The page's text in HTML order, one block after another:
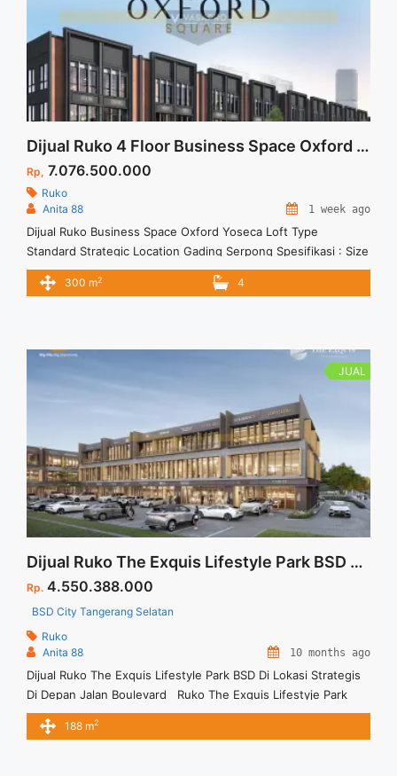
Dijual Ruko 4 Floor Business Space Oxford Yoseca Loft Type Standard Strategic Location Gading Serpong
Rp, 7.076.500.000
Ruko
Anita 88
1 week ago
Dijual Ruko Business Space Oxford Yoseca Loft Type
Standard Strategic Location Gading Serpong Spesifikasi : Size
LT : 85 M2 Size LB : 300 M2 Floor : 4 Lantai Type : Standard
BAST : 24 Bulan Produk Indent Harga Lauching dan masih ada
300 m2 4
JUAL
Dijual Ruko The Exquis Lifestyle Park BSD Di Lokasi Strategis Di Depan Jalan Boulevard
Rp. 4.550.388.000
BSD City Tangerang Selatan
Ruko
Anita 88
10 months ago
Dijual Ruko The Exquis Lifestyle Park BSD Di Lokasi Strategis
Di Depan Jalan Boulevard Ruko The Exquis Lifestyje Park
BSD hadir sebagai tempat idela untuk berbisnis dan gaya
hidup modern. Setiap Unit menghadap Jalan Boulevard Unit
188 m2